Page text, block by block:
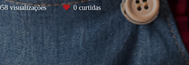
visualizações 0 curtidas